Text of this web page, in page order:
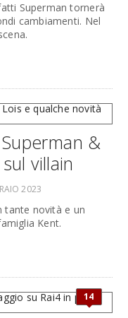
Superman tornerà
cambiamenti. Nel
&
villain
2023
tante novità e un
Kent.
14